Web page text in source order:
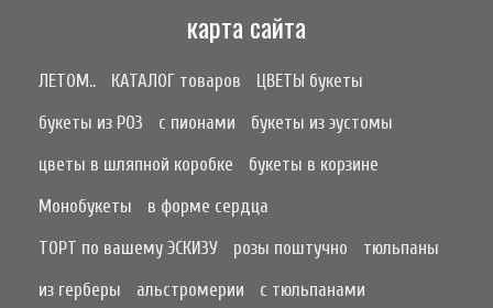
карта сайта
ЛЕТОМ.. КАТАЛОГ товаров
ЦВЕТЫ букеты
букеты из РОЗ
с пионами
букеты из эустомы
цветы в шляпной коробке
букеты в корзине
Монобукеты
в форме сердца
ТОРТ по вашему ЭСКИЗУ
розы поштучно
тюльпаны
из герберы
альстромерии
с тюльпанами